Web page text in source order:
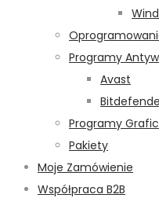
Programy
Avast
Programy
Pakiety
Moje Zamówienie
Współpraca B2B